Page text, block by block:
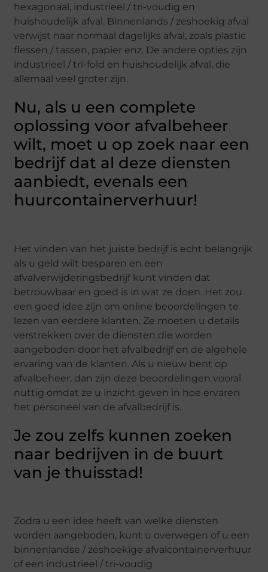
hexagonaal, industrieel / tri-voudig en
huishoudelijk afval. Binnenlands / zeshoekig afval
verwijst naar normaal dagelijks afval, zoals plastic
flessen / tassen, papier enz. De andere opties zijn
industrieel / tri-fold en huishoudelijk afval, die
allemaal veel groter zijn.
Nu, als u een complete
oplossing voor afvalbeheer
wilt, moet u op zoek naar een
bedrijf dat al deze diensten
aanbiedt, evenals een
huurcontainerverhuur!
Het vinden van het juiste bedrijf is echt belangrijk
als u geld wilt besparen en een
afvalverwijderingsbedrijf kunt vinden dat
betrouwbaar en goed is in wat ze doen. Het zou
een goed idee zijn om online beoordelingen te
lezen van eerdere klanten. Ze moeten u details
verstrekken over de diensten die worden
aangeboden door het afvalbedrijf en de algehele
ervaring van de klanten. Als u nieuw bent op
afvalbeheer, dan zijn deze beoordelingen vooral
nuttig omdat ze u inzicht geven in hoe ervaren
het personeel van de afvalbedrijf is.
Je zou zelfs kunnen zoeken
naar bedrijven in de buurt
van je thuisstad!
Zodra u een idee heeft van welke diensten
worden aangeboden, kunt u overwegen of u een
binnenlandse / zeshoekige afvalcontainerverhuur
of een industrieel / tri-voudig